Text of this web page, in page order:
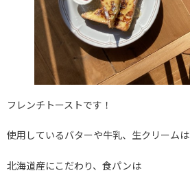
フレンチトーストです！
使用しているバターや牛乳、生クリームは
北海道産にこだわり、食パンは